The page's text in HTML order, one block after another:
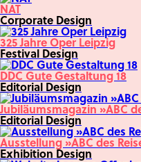
NAT
Corporate Design
325 Jahre Oper Leipzig
Festival Design
DDC Gute Gestaltung 18
Editorial Design
Jubiläumsmagazin »ABC
Editorial Design
Ausstellung »ABC des
Exhibition Design